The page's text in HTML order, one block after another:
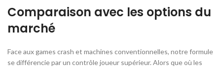
Comparaison avec les options du
marché
Face aux games crash et machines conventionnelles, notre formule
se différencie par un contrôle joueur supérieur. Alors que où les